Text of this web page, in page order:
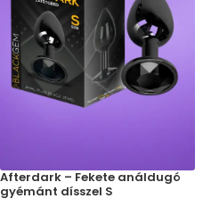
Afterdark – Fekete análdugó
gyémánt dísszel S